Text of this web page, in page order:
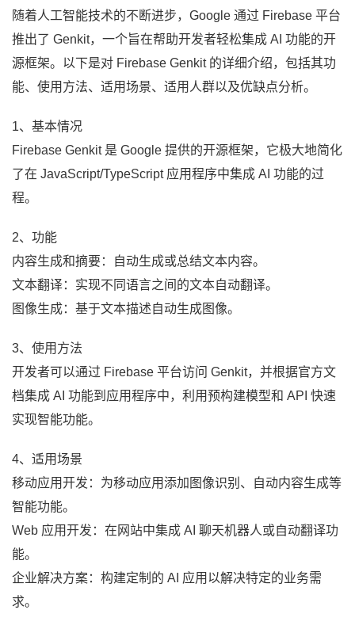
随着人工智能技术的不断进步，Google 通过 Firebase 平台
推出了 Genkit，一个旨在帮助开发者轻松集成 AI 功能的开
源框架。以下是对 Firebase Genkit 的详细介绍，包括其功
能、使用方法、适用场景、适用人群以及优缺点分析。
1、基本情况
Firebase Genkit 是 Google 提供的开源框架，它极大地简化
了在 JavaScript/TypeScript 应用程序中集成 AI 功能的过
程。
2、功能
内容生成和摘要：自动生成或总结文本内容。
文本翻译：实现不同语言之间的文本自动翻译。
图像生成：基于文本描述自动生成图像。
3、使用方法
开发者可以通过 Firebase 平台访问 Genkit，并根据官方文
档集成 AI 功能到应用程序中，利用预构建模型和 API 快速
实现智能功能。
4、适用场景
移动应用开发：为移动应用添加图像识别、自动内容生成等
智能功能。
Web 应用开发：在网站中集成 AI 聊天机器人或自动翻译功
能。
企业解决方案：构建定制的 AI 应用以解决特定的业务需
求。